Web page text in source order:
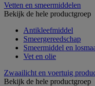
Vetten en smeermiddelen
Bekijk de hele productgroep
Antikleefmiddel
Smeergereedschap
Smeermiddel en
Vet en olie
Zwaailicht en voertuig
Bekijk de hele productgroep